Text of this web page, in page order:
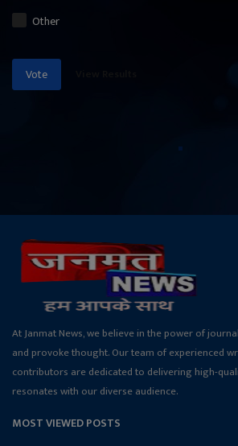
Other
Vote
At Janmat News, we believe in the power of
and provoke thought. Our team of experienced
contributors are dedicated to delivering high-
resonates with our diverse audience.
MOST VIEWED POSTS